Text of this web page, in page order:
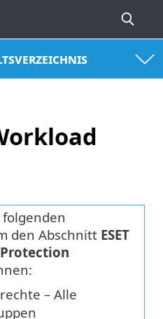
den Abschnitt ESET
– Alle